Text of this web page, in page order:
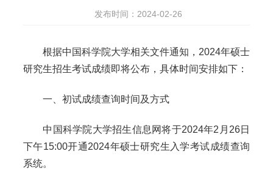
发布时间：2024-02-26
根据中国科学院大学相关文件通知，2024年硕士
研究生招生考试成绩即将公布，具体时间安排如下：
一、初试成绩查询时间及方式
中国科学院大学招生信息网将于2024年2月26日
下午15:00开通2024年硕士研究生入学考试成绩查询
系统。